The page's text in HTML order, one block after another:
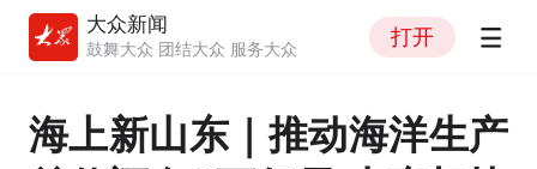
大众新闻
鼓舞大众 团结大众 服务大众
打开
海上新山东｜推动海洋生产